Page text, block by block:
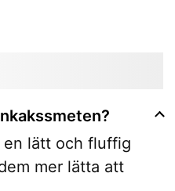
en lätt och fluffig
mer lätta att